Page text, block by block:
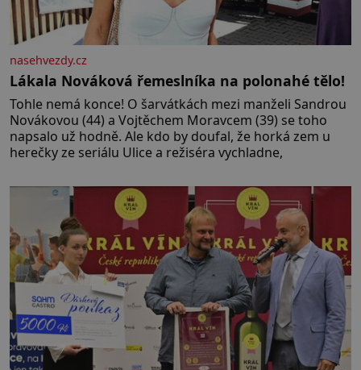
nasehvezdy.cz
Lákala Nováková řemeslníka na polonahé tělo!
Tohle nemá konce! O šarvátkách mezi manželi Sandrou
Novákovou (44) a Vojtěchem Moravcem (39) se toho
napsalo už hodně. Ale kdo by doufal, že horká zem u
herečky ze seriálu Ulice a režiséra vychladne,